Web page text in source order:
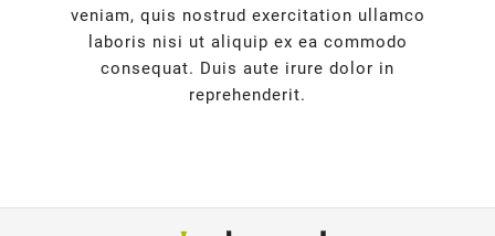
veniam, quis nostrud exercitation ullamco
laboris nisi ut aliquip ex ea commodo
consequat. Duis aute irure dolor in
reprehenderit.